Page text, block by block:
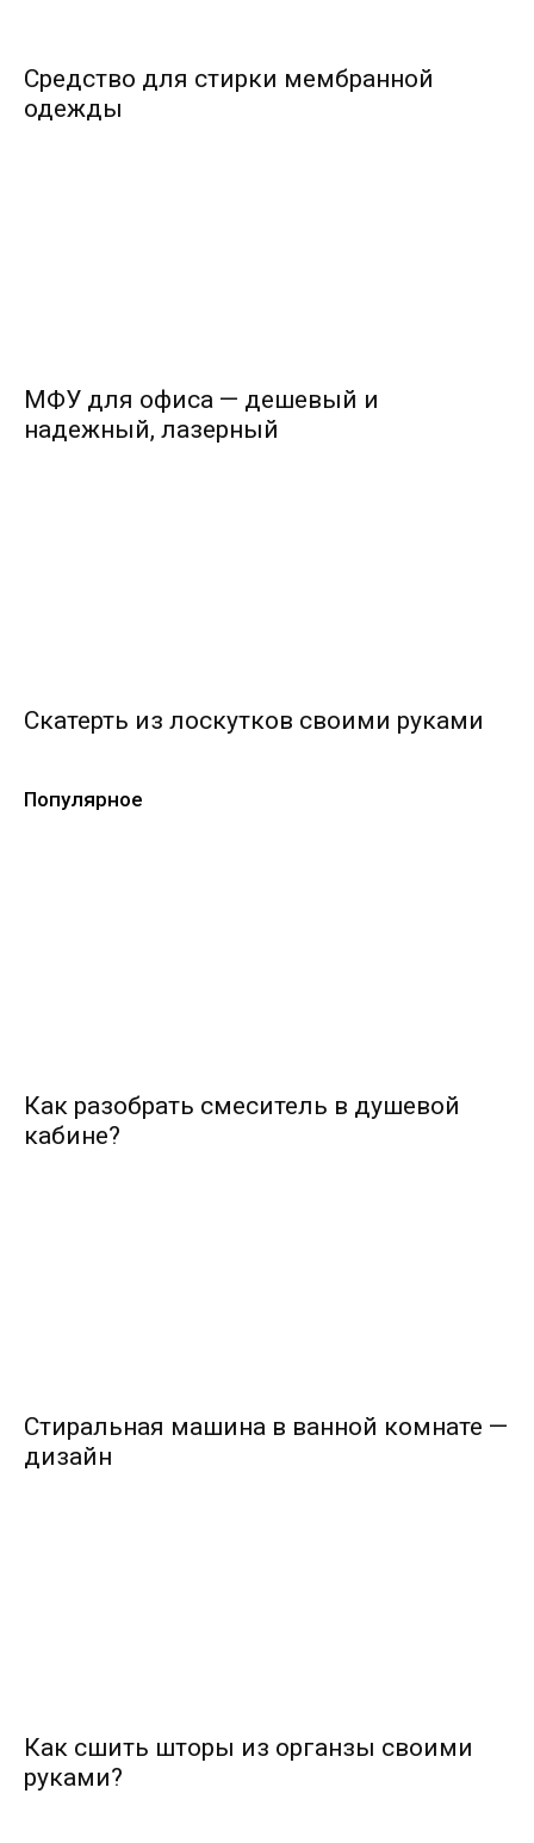
Средство для стирки мембранной
одежды
МФУ для офиса — дешевый и
надежный, лазерный
Скатерть из лоскутков своими руками
Популярное
Как разобрать смеситель в душевой
кабине?
Стиральная машина в ванной комнате —
дизайн
Как сшить шторы из органзы своими
руками?